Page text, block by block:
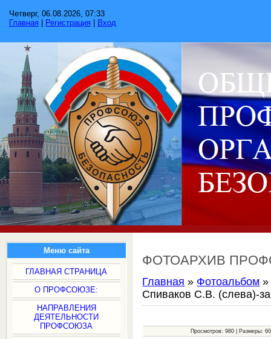
Четверг, 06.08.2026, 07:33
Главная
Регистрация Вход
Меню сайта
ГЛАВНАЯ СТРАНИЦА
О ПРОФСОЮЗЕ:
НАПРАВЛЕНИЯ
ДЕЯТЕЛЬНОСТИ
ПРОФСОЮЗА
ФОТОАРХИВ
Главная » Фотоальбом
Спиваков С.В. (слева)-
Просмотров: 980 | Размеры: